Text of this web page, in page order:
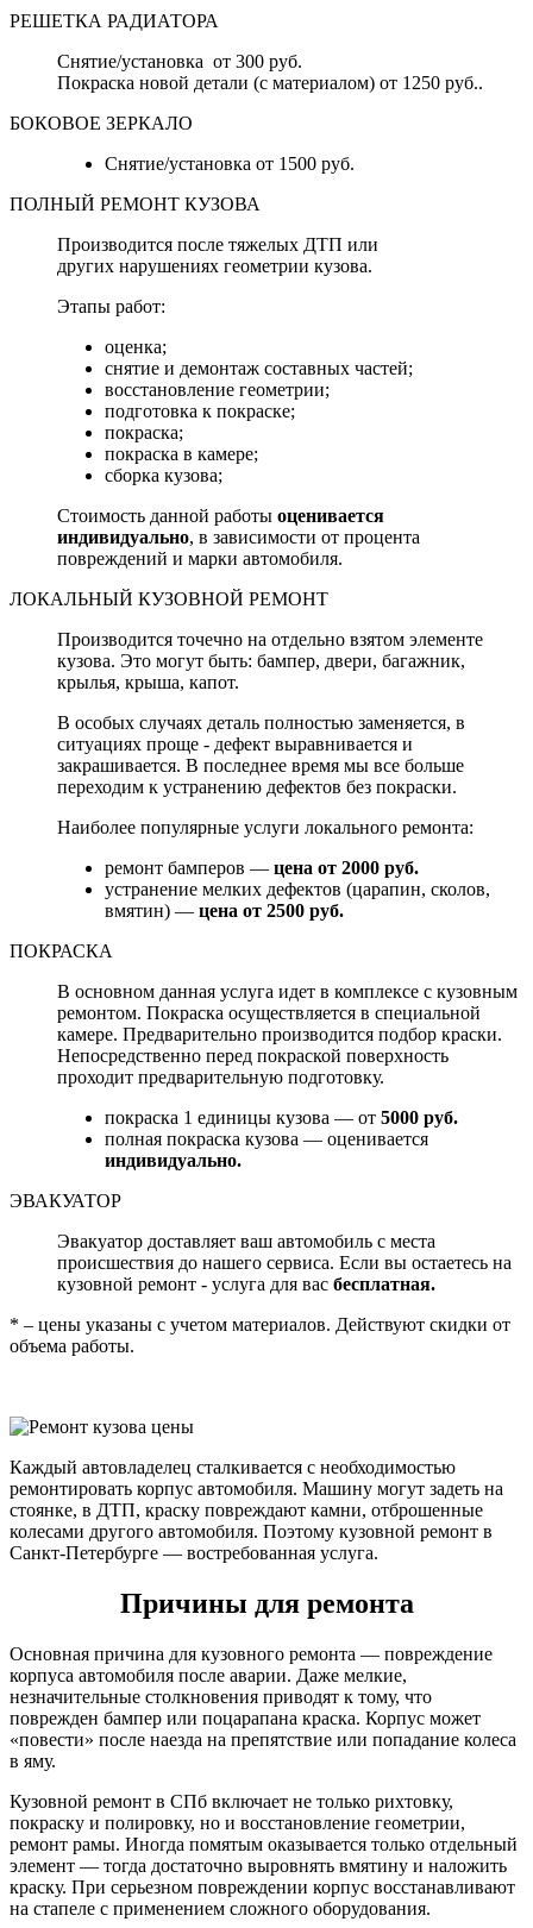
РЕШЕТКА РАДИАТОРА
Снятие/установка от 300 руб.
Покраска новой детали (с материалом) от 1250 руб..
БОКОВОЕ ЗЕРКАЛО
Снятие/установка от 1500 руб.
ПОЛНЫЙ РЕМОНТ КУЗОВА
Производится после тяжелых ДТП или
других нарушениях геометрии кузова.
Этапы работ:
оценка;
снятие и демонтаж составных частей;
восстановление геометрии;
подготовка к покраске;
покраска;
покраска в камере;
сборка кузова;
Стоимость данной работы оценивается
индивидуально, в зависимости от процента
повреждений и марки автомобиля.
ЛОКАЛЬНЫЙ КУЗОВНОЙ РЕМОНТ
Производится точечно на отдельно взятом элементе
кузова. Это могут быть: бампер, двери, багажник,
крылья, крыша, капот.
В особых случаях деталь полностью заменяется, в
ситуациях проще - дефект выравнивается и
закрашивается. В последнее время мы все больше
переходим к устранению дефектов без покраски.
Наиболее популярные услуги локального ремонта:
ремонт бамперов — цена от 2000 руб.
устранение мелких дефектов (царапин, сколов,
вмятин) — цена от 2500 руб.
ПОКРАСКА
В основном данная услуга идет в комплексе с кузовным
ремонтом. Покраска осуществляется в специальной
камере. Предварительно производится подбор краски.
Непосредственно перед покраской поверхность
проходит предварительную подготовку.
покраска 1 единицы кузова — от 5000 руб.
полная покраска кузова — оценивается
индивидуально.
ЭВАКУАТОР
Эвакуатор доставляет ваш автомобиль с места
происшествия до нашего сервиса. Если вы остаетесь на
кузовной ремонт - услуга для вас бесплатная.
* – цены указаны с учетом материалов. Действуют скидки от
объема работы.
Каждый автовладелец сталкивается с необходимостью
ремонтировать корпус автомобиля. Машину могут задеть на
стоянке, в ДТП, краску повреждают камни, отброшенные
колесами другого автомобиля. Поэтому кузовной ремонт в
Санкт-Петербурге — востребованная услуга.
Причины для ремонта
Основная причина для кузовного ремонта — повреждение
корпуса автомобиля после аварии. Даже мелкие,
незначительные столкновения приводят к тому, что
поврежден бампер или поцарапана краска. Корпус может
«повести» после наезда на препятствие или попадание колеса
в яму.
Кузовной ремонт в СПб включает не только рихтовку,
покраску и полировку, но и восстановление геометрии,
ремонт рамы. Иногда помятым оказывается только отдельный
элемент — тогда достаточно выровнять вмятину и наложить
краску. При серьезном повреждении корпус восстанавливают
на стапеле с применением сложного оборудования.